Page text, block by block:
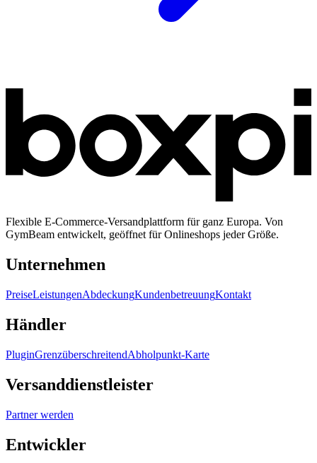
Flexible E-Commerce-Versandplattform für ganz Europa. Von
GymBeam entwickelt, geöffnet für Onlineshops jeder Größe.
Unternehmen
PreiseLeistungenAbdeckungKundenbetreuungKontakt
Händler
PluginGrenzüberschreitendAbholpunkt-Karte
Versanddienstleister
Partner werden
Entwickler